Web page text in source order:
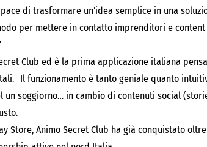
di trasformare un’idea semplice in una
per mettere in contatto imprenditori e
Club ed è la prima applicazione italiana
Il funzionamento è tanto geniale quanto
un soggiorno… in cambio di contenuti social
Store, Animo Secret Club ha già conquistato